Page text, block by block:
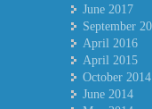
June 2017
September
April 2016
April 2015
October 2014
June 2014